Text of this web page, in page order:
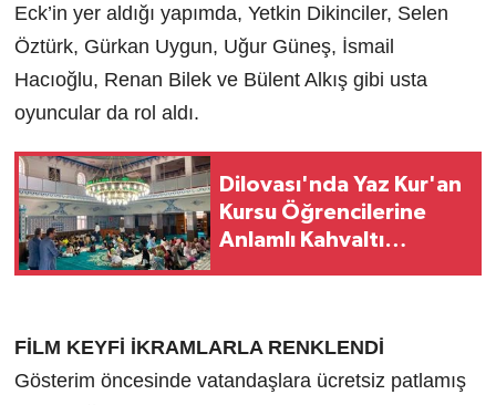
Eck’in yer aldığı yapımda, Yetkin Dikinciler, Selen
Öztürk, Gürkan Uygun, Uğur Güneş, İsmail
Hacıoğlu, Renan Bilek ve Bülent Alkış gibi usta
oyuncular da rol aldı.
Dilovası'nda Yaz Kur'an
Kursu Öğrencilerine
Anlamlı Kahvaltı
FİLM KEYFİ İKRAMLARLA RENKLENDİ
Gösterim öncesinde vatandaşlara ücretsiz patlamış